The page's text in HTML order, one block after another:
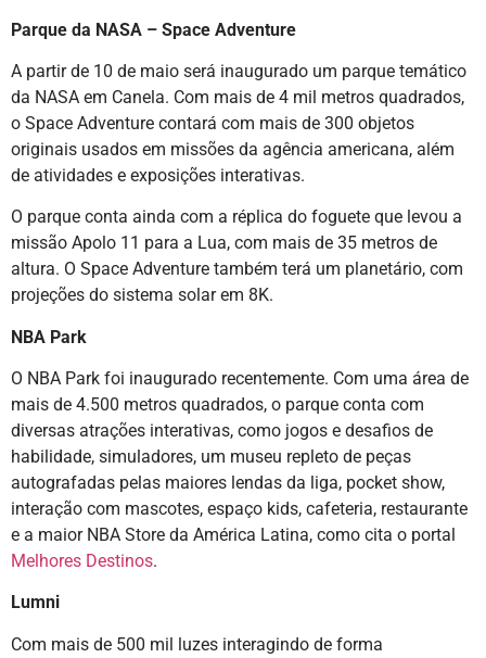
Parque da NASA – Space Adventure
A partir de 10 de maio será inaugurado um parque temático
da NASA em Canela. Com mais de 4 mil metros quadrados,
o Space Adventure contará com mais de 300 objetos
originais usados em missões da agência americana, além
de atividades e exposições interativas.
O parque conta ainda com a réplica do foguete que levou a
missão Apolo 11 para a Lua, com mais de 35 metros de
altura. O Space Adventure também terá um planetário, com
projeções do sistema solar em 8K.
NBA Park
O NBA Park foi inaugurado recentemente. Com uma área de
mais de 4.500 metros quadrados, o parque conta com
diversas atrações interativas, como jogos e desafios de
habilidade, simuladores, um museu repleto de peças
autografadas pelas maiores lendas da liga, pocket show,
interação com mascotes, espaço kids, cafeteria, restaurante
e a maior NBA Store da América Latina, como cita o portal
Melhores Destinos.
Lumni
Com mais de 500 mil luzes interagindo de forma